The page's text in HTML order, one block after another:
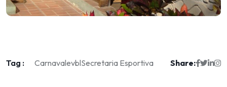
Tag : CarnavalevblSecretaria Esportiva Share: